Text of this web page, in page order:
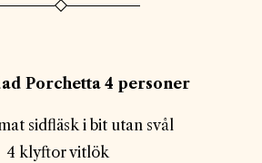
Porchetta 4 personer
sidfläsk i bit utan svål
4 klyftor vitlök